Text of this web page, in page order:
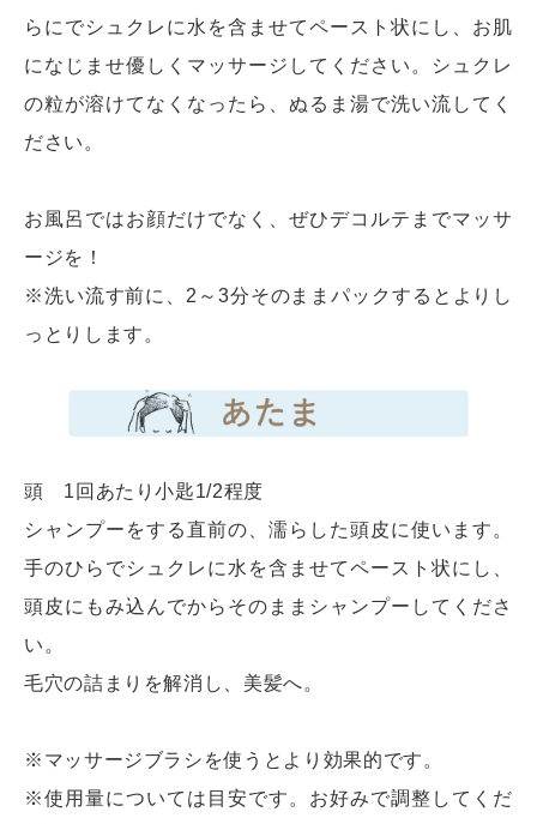
らにでシュクレに水を含ませてペースト状にし、お肌
になじませ優しくマッサージしてください。シュクレ
の粒が溶けてなくなったら、ぬるま湯で洗い流してく
ださい。
お風呂ではお顔だけでなく、ぜひデコルテまでマッサ
ージを！
※洗い流す前に、2～3分そのままパックするとよりし
っとりします。
頭 1回あたり小匙1/2程度
シャンプーをする直前の、濡らした頭皮に使います。
手のひらでシュクレに水を含ませてペースト状にし、
頭皮にもみ込んでからそのままシャンプーしてくださ
い。
毛穴の詰まりを解消し、美髪へ。
※マッサージブラシを使うとより効果的です。
※使用量については目安です。お好みで調整してくだ